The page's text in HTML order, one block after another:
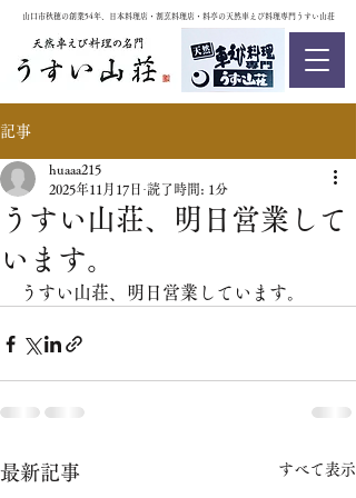
山口市秋穂の創業54年、日本料理店・割烹料理店・料亭の天然車えび料理専門うすい山荘
記事
うすい山荘、明日営業して
います。
huaaa215
2025年11月17日 読了時間: 1分
うすい山荘、明日営業しています。
最新記事 すべて表示